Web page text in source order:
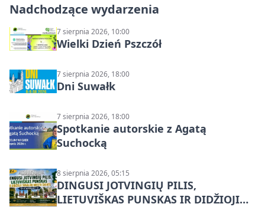
Nadchodzące wydarzenia
7 sierpnia 2026, 10:00
Wielki Dzień Pszczół
7 sierpnia 2026, 18:00
Dni Suwałk
7 sierpnia 2026, 18:00
Spotkanie autorskie z Agatą
Suchocką
8 sierpnia 2026, 05:15
DINGUSI JOTVINGIŲ PILIS,
LIETUVIŠKAS PUNSKAS IR DIDŽIOJI